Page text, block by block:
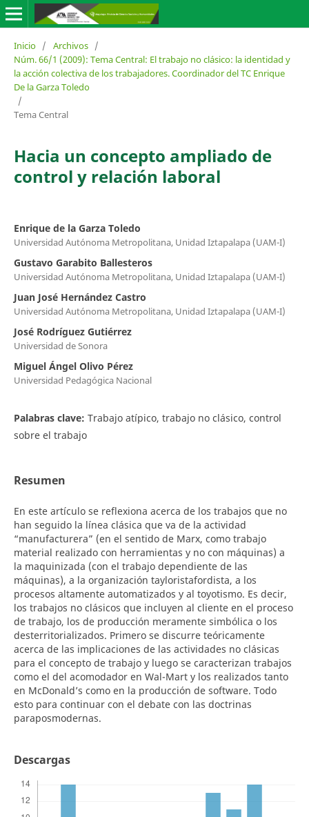
Inicio / Archivos /
Núm. 66/1 (2009): Tema Central: El trabajo no clásico: la identidad y
la acción colectiva de los trabajadores. Coordinador del TC Enrique
De la Garza Toledo
/
Tema Central
Hacia un concepto ampliado de
control y relación laboral
Enrique de la Garza Toledo
Universidad Autónoma Metropolitana, Unidad Iztapalapa (UAM-I)
Gustavo Garabito Ballesteros
Universidad Autónoma Metropolitana, Unidad Iztapalapa (UAM-I)
Juan José Hernández Castro
Universidad Autónoma Metropolitana, Unidad Iztapalapa (UAM-I)
José Rodríguez Gutiérrez
Universidad de Sonora
Miguel Ángel Olivo Pérez
Universidad Pedagógica Nacional
Palabras clave: Trabajo atípico, trabajo no clásico, control
sobre el trabajo
Resumen
En este artículo se reflexiona acerca de los trabajos que no
han seguido la línea clásica que va de la actividad
“manufacturera” (en el sentido de Marx, como trabajo
material realizado con herramientas y no con máquinas) a
la maquinizada (con el trabajo dependiente de las
máquinas), a la organización tayloristafordista, a los
procesos altamente automatizados y al toyotismo. Es decir,
los trabajos no clásicos que incluyen al cliente en el proceso
de trabajo, los de producción meramente simbólica o los
desterritorializados. Primero se discurre teóricamente
acerca de las implicaciones de las actividades no clásicas
para el concepto de trabajo y luego se caracterizan trabajos
como el del acomodador en Wal-Mart y los realizados tanto
en McDonald’s como en la producción de software. Todo
esto para continuar con el debate con las doctrinas
paraposmodernas.
Descargas